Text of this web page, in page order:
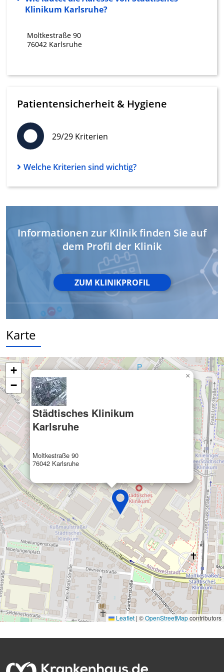
Klinikum Karlsruhe?
Moltkestraße 90
76042 Karlsruhe
Patientensicherheit & Hygiene
29/29 Kriterien
Welche Kriterien sind wichtig?
Informationen zur Klinik finden Sie auf
dem Profil der Klinik
ZUM KLINIKPROFIL
Karte
Städtisches Klinikum
Karlsruhe
Moltkestraße 90
76042 Karlsruhe
×
+
−
Leaflet | ©OpenStreetMapcontributors
verschiedenen Quellen
Angebote
Informationen identifizieren
Nicht-IAB-Verarbeitungszwecke: